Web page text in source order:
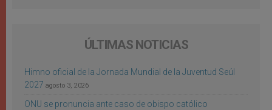
ÚLTIMAS NOTICIAS
Himno oficial de la Jornada Mundial de la Juventud Seúl
2027 agosto 3, 2026
ONU se pronuncia ante caso de obispo católico